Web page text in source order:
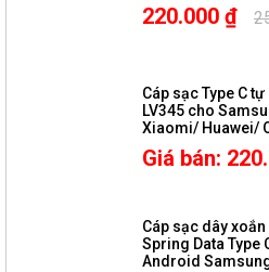
220.000 ₫
Cáp sạc Type C
LV345 cho
Xiaomi/ Huawei/
đổi màu thông
Giá bán:
Cáp sạc dây
Spring Data Type
Android